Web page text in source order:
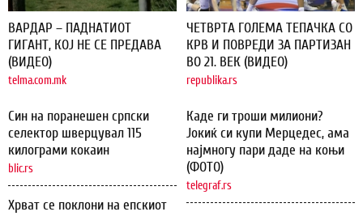
ВАРДАР – ПАДНАТИОТ
ГИГАНТ, КОЈ НЕ СЕ ПРЕДАВА
(ВИДЕО)
telma.com.mk
Син на поранешен српски
селектор шверцувал 115
килограми кокаин
blic.rs
Хрват се поклони на епскиот
ЧЕТВРТА ГОЛЕМА ТЕПАЧКА СО
КРВ И ПОВРЕДИ ЗА ПАРТИЗАН
ВО 21. ВЕК (ВИДЕО)
republika.rs
Каде ги троши милиони?
Јокиќ си купи Мерцедес, ама
најмногу пари даде на коњи
(ФОТО)
telegraf.rs